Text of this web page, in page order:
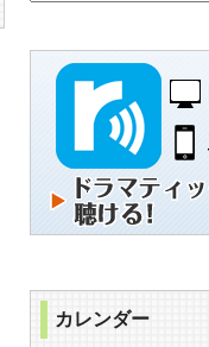
カレンダー